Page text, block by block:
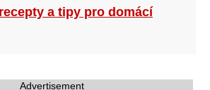
a tipy pro domácí
Advertisement